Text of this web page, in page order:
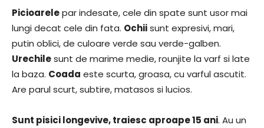
Picioarelepar indesate, cele din spate sunt usor mai
lungi decat cele din fata. Ochiisunt expresivi, mari,
putin oblici, de culoare verde sau verde-galben.
Urechilesunt de marime medie, rounjite la varf si late
la baza. Coada este scurta, groasa, cu varful ascutit.
Are parul scurt, subtire, matasos si lucios.
Sunt pisici longevive, traiesc aproape 15 ani. Au un